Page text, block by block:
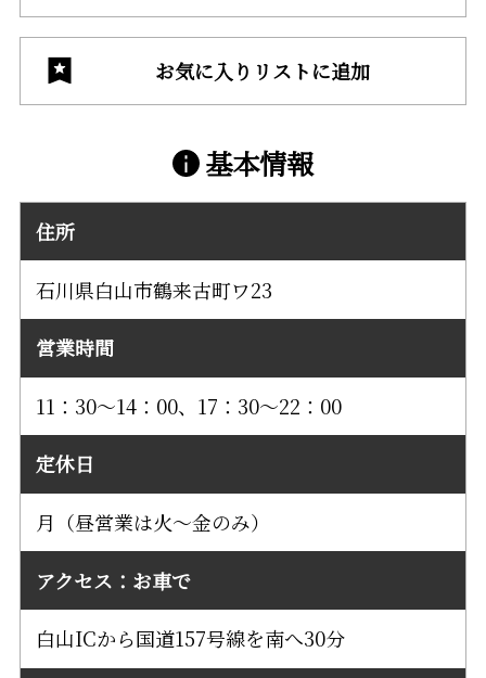
お気に入りリストに追加
基本情報
住所
石川県白山市鶴来古町ワ23
営業時間
11：30～14：00、17：30～22：00
定休日
月（昼営業は火～金のみ）
アクセス：お車で
白山ICから国道157号線を南へ30分